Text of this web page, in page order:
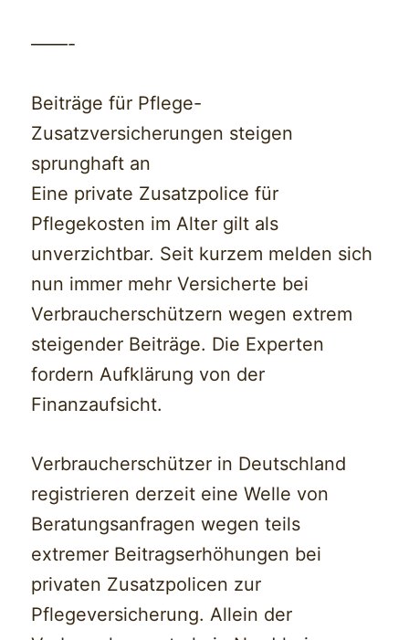
——-
Beiträge für Pflege-
Zusatzversicherungen steigen
sprunghaft an
Eine private Zusatzpolice für
Pflegekosten im Alter gilt als
unverzichtbar. Seit kurzem melden sich
nun immer mehr Versicherte bei
Verbraucherschützern wegen extrem
steigender Beiträge. Die Experten
fordern Aufklärung von der
Finanzaufsicht.
Verbraucherschützer in Deutschland
registrieren derzeit eine Welle von
Beratungsanfragen wegen teils
extremer Beitragserhöhungen bei
privaten Zusatzpolicen zur
Pflegeversicherung. Allein der